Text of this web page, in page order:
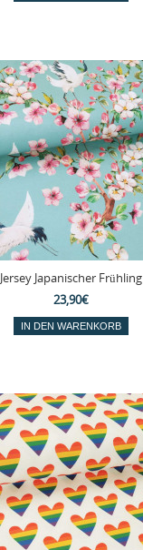
Jersey Japanischer Frühling
23,90€